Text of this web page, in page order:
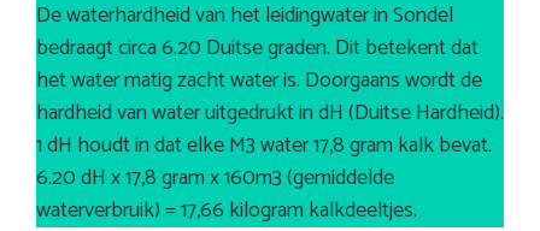
De waterhardheid van het leidingwater in Sondel
bedraagt circa 6.20 Duitse graden. Dit betekent dat
het water matig zacht water is. Doorgaans wordt de
hardheid van water uitgedrukt in dH (Duitse Hardheid).
1 dH houdt in dat elke M3 water 17,8 gram kalk bevat.
6.20 dH x 17,8 gram x 160m3 (gemiddelde
waterverbruik) = 17,66 kilogram kalkdeeltjes.